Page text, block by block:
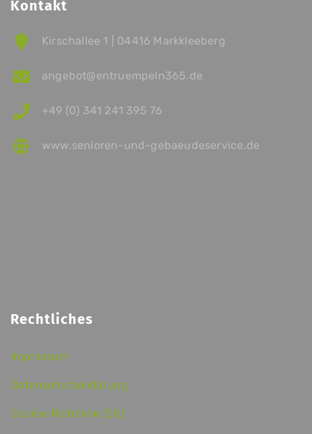
Kontakt
Kirschallee 1 | 04416 Markkleeberg
angebot@entruempeln365.de
+49 (0) 341 241 395 76
www.senioren-und-gebaeudeservice.de
Rechtliches
Impressum
Datenschutzerklärung
Cookie-Richtlinie (EU)